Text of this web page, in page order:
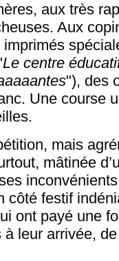
aux très
Aux
Le centre
"), des
Une course
mais
mâtinée
côté festif
ont payé une
leur arrivée,